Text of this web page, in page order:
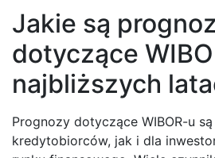
Jakie są
dotyczące
najbliższych
Prognozy dotyczące WIBOR-u
kredytobiorców, jak i dla